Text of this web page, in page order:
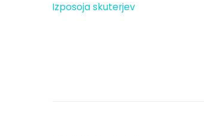
Izposoja skuterjev